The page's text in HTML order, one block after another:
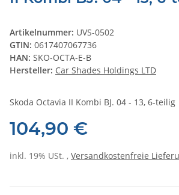
Artikelnummer: UVS-0502
GTIN: 0617407067736
HAN: SKO-OCTA-E-B
Hersteller: Car Shades Holdings LTD
Skoda Octavia II Kombi BJ. 04 - 13, 6-teilig
104,90 €
inkl. 19% USt. , Versandkostenfreie